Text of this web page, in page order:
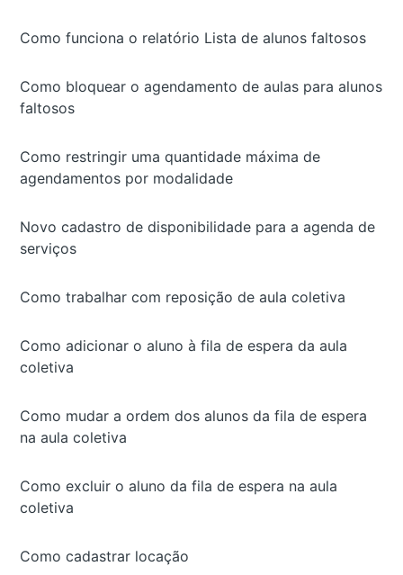
Como funciona o relatório Lista de alunos faltosos
Como bloquear o agendamento de aulas para alunos
faltosos
Como restringir uma quantidade máxima de
agendamentos por modalidade
Novo cadastro de disponibilidade para a agenda de
serviços
Como trabalhar com reposição de aula coletiva
Como adicionar o aluno à fila de espera da aula
coletiva
Como mudar a ordem dos alunos da fila de espera
na aula coletiva
Como excluir o aluno da fila de espera na aula
coletiva
Como cadastrar locação